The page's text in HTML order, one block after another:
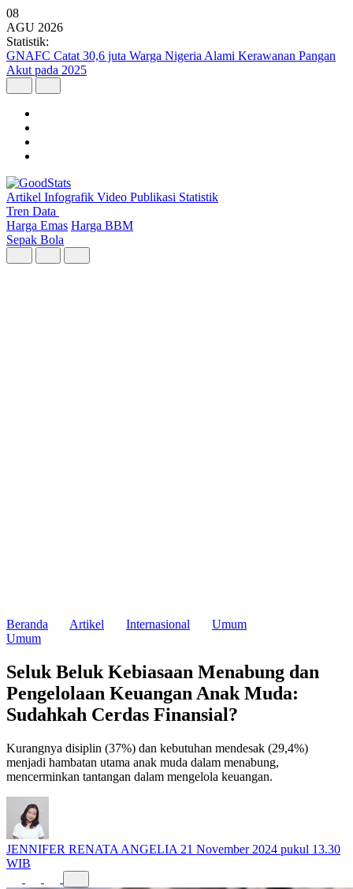
08
AGU 2026
Statistik:
Kunjungan Wisatawan Mancanegara Tembus 7 Juta per Semester I
2026
Artikel Infografik Video Publikasi Statistik
Tren Data
Harga Emas Harga BBM
Sepak Bola
Beranda Artikel Internasional
Umum
Umum
Seluk Beluk Kebiasaan Menabung dan
Pengelolaan Keuangan Anak Muda:
Sudahkah Cerdas Finansial?
Kurangnya disiplin (37%) dan kebutuhan mendesak (29,4%)
menjadi hambatan utama anak muda dalam menabung,
mencerminkan tantangan dalam mengelola keuangan.
JENNIFER RENATA ANGELIA 21 November 2024 pukul 13.30
WIB